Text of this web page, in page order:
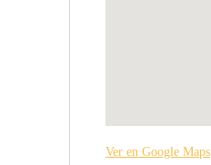
Ver en Google Maps